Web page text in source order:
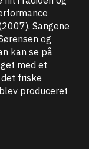
Sangene
og
kan se på
med et
friske
produceret